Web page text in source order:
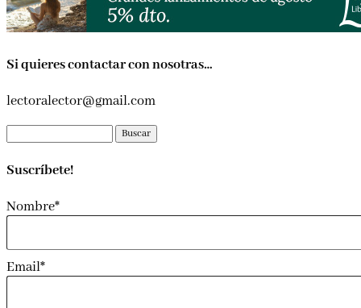
Si quieres contactar con nosotras…
lectoralector@gmail.com
Suscríbete!
Nombre*
Email*